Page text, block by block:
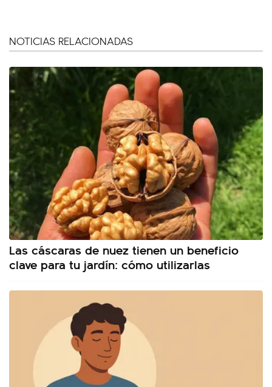
NOTICIAS RELACIONADAS
Las cáscaras de nuez tienen un beneficio
clave para tu jardín: cómo utilizarlas